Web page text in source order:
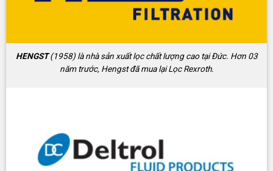
HENGST(1958) là nhà sản xuất lọc chất lượng cao tại Đức. Hơn 03
năm trước, Hengst đã mua lại Lọc Rexroth.